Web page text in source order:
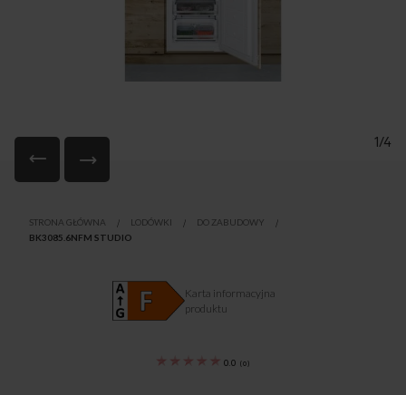
1/4
początek
STRONA GŁÓWNA LODÓWKI
DO ZABUDOWY
BK3085.6NFM STUDIO
0.0 (0)
Karta informacyjna
produktu